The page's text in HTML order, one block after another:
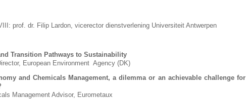
prof. dr. Filip Lardon, vicerector dienstverlening Universiteit Antwerpen
Transition Pathways to Sustainability
European Environment Agency (DK)
and Chemicals Management, a dilemma or an achievable challenge for
Management Advisor, Eurometaux